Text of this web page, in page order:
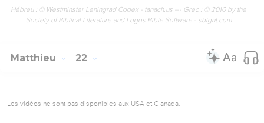
Hébreu : © Westminster Leningrad Codex - tanach.us --- Grec : © 2010 by the
Society of Biblical Literature and Logos Bible Software - sblgnt.com
Matthieu 22
Les vidéos ne sont pas disponibles aux USA et C anada.